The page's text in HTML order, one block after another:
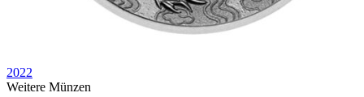
2022
Weitere Münzen